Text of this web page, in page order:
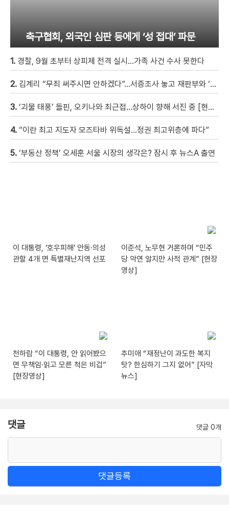
축구협회, 외국인 심판 등에게 ‘성 접대’ 파문
1. 경찰, 9월 초부터 상피제 전격 실시…가족 사건 수사 못한다
2. 김계리 “무죄 써주시면 안하겠다”…서증조사 놓고 재판부와 ‘신경전’ [현장영상]
3. ‘괴물 태풍’ 돌핀, 오키나와 최근접…상하이 향해 서진 중 [현장영상]
4. “이란 최고 지도자 모즈타바 위독설…정권 최고위층에 파다”
5. ‘부동산 정책’ 오세훈 서울 시장의 생각은? 잠시 후 뉴스A 출연
이 대통령, ‘호우피해’ 안동·의성
관할 4개 면 특별재난지역 선포
이준석, 노무현 거론하며 “민주
당 악연 알지만 사적 관계” [현장
영상]
천하람 “이 대통령, 안 읽어봤으
면 무책임·읽고 모른 척은 비겁”
[현장영상]
추미애 “재정난이 과도한 복지
탓? 한심하기 그지 없어” [자막
뉴스]
댓글 댓글 0개
댓글등록